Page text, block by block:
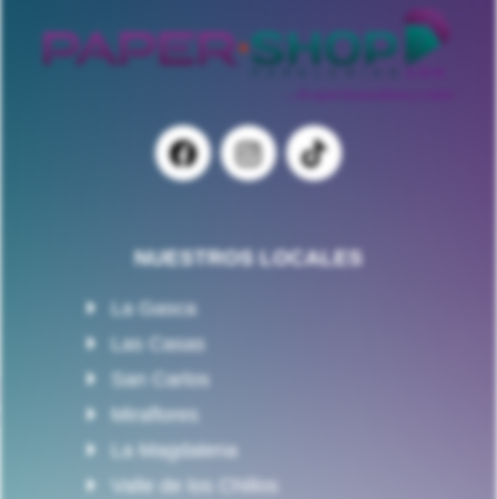
NUESTROS LOCALES
La Gasca
Las Casas
San Carlos
Miraflores
La Magdalena
Valle de los Chillos